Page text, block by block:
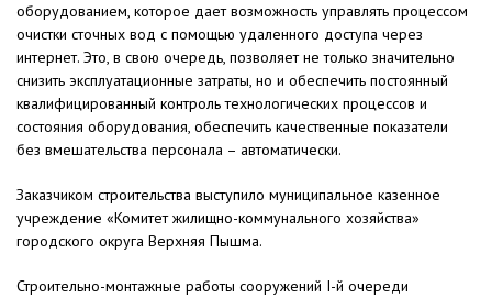
оборудованием, которое дает возможность управлять процессом
очистки сточных вод с помощью удаленного доступа через
интернет. Это, в свою очередь, позволяет не только значительно
снизить эксплуатационные затраты, но и обеспечить постоянный
квалифицированный контроль технологических процессов и
состояния оборудования, обеспечить качественные показатели
без вмешательства персонала – автоматически.
Заказчиком строительства выступило муниципальное казенное
учреждение «Комитет жилищно-коммунального хозяйства»
городского округа Верхняя Пышма.
Строительно-монтажные работы сооружений I-й очереди